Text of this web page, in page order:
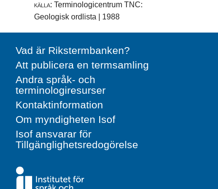
källa: Terminologicentrum TNC:
Geologisk ordlista | 1988
Vad är Rikstermbanken?
Att publicera en termsamling
Andra språk- och
terminologiresurser
Kontaktinformation
Om myndigheten Isof
Isof ansvarar för
Tillgänglighetsredogörelse